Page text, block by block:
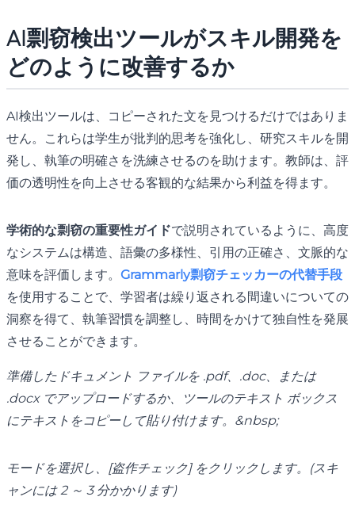
AI剽窃検出ツールがスキル開発を
どのように改善するか
AI検出ツールは、コピーされた文を見つけるだけではありま
せん。これらは学生が批判的思考を強化し、研究スキルを開
発し、執筆の明確さを洗練させるのを助けます。教師は、評
価の透明性を向上させる客観的な結果から利益を得ます。
学術的な剽窃の重要性ガイドで説明されているように、高度
なシステムは構造、語彙の多様性、引用の正確さ、文脈的な
意味を評価します。 Grammarly剽窃チェッカーの代替手段
を使用することで、学習者は繰り返される間違いについての
洞察を得て、執筆習慣を調整し、時間をかけて独自性を発展
させることができます。
準備したドキュメント ファイルを .pdf、.doc、または
.docx でアップロードするか、ツールのテキスト ボックス
にテキストをコピーして貼り付けます。&nbsp;
モードを選択し、[盗作チェック] をクリックします。(スキ
ャンには 2 ～ 3 分かかります)